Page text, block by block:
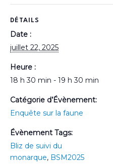
DÉTAILS
Date :
juillet 22, 2025
Heure :
18 h 30 min - 19 h 30 min
Catégorie d’Évènement:
Enquête sur la faune
Évènement Tags:
Bliz de suivi du
monarque, BSM2025